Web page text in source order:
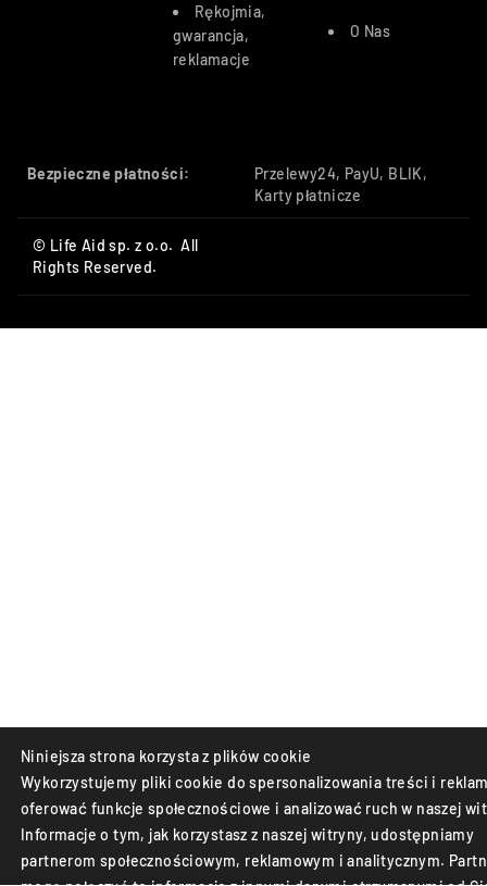
Rękojmia,
gwarancja,
reklamacje
O Nas
Bezpieczne płatności:
Przelewy24, PayU, BLIK,
Karty płatnicze
© Life Aid sp. z o.o. All
Rights Reserved.
Niniejsza strona korzysta z plików cookie
Wykorzystujemy pliki cookie do spersonalizowania treści i
oferować funkcje społecznościowe i analizować ruch w naszej
Informacje o tym, jak korzystasz z naszej witryny, udostępniamy
partnerom społecznościowym, reklamowym i analitycznym.